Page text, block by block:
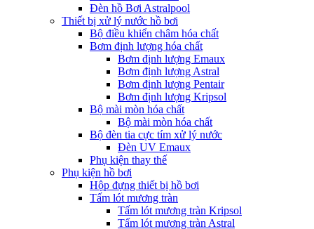
Đèn hồ Bơi Astralpool
Thiết bị xử lý nước hồ bơi
Bộ điều khiển châm hóa chất
Bơm định lượng hóa chất
Bơm định lượng Emaux
Bơm định lượng Astral
Bơm định lượng Pentair
Bơm định lượng Kripsol
Bộ mài mòn hóa chất
Bộ mài mòn hóa chất
Bộ đèn tia cực tím xử lý nước
Đèn UV Emaux
Phụ kiện thay thế
Phụ kiện hồ bơi
Hộp đựng thiết bị hồ bơi
Tấm lót mương tràn
Tấm lót mương tràn Kripsol
Tấm lót mương tràn Astral